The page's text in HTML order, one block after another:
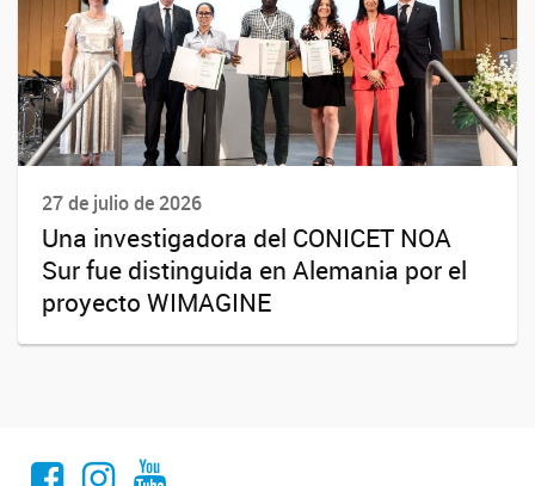
27 de julio de 2026
Una investigadora del CONICET NOA
Sur fue distinguida en Alemania por el
proyecto WIMAGINE
Facebook
Instagram
Youtube